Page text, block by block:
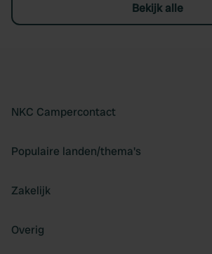
Bekijk alle
NKC Campercontact
Populaire landen/thema's
Zakelijk
Overig